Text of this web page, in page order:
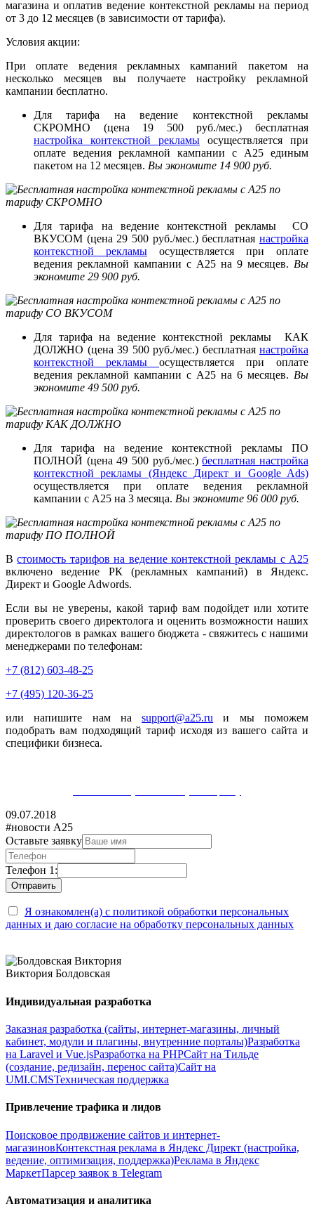
магазина и оплатив ведение контекстной рекламы на период
от 3 до 12 месяцев (в зависимости от тарифа).
Условия акции:
При оплате ведения рекламных кампаний пакетом на
несколько месяцев вы получаете настройку рекламной
кампании бесплатно.
Для тарифа на ведение контекстной рекламы
СКРОМНО (цена 19 500 руб./мес.) бесплатная
настройка контекстной рекламы осуществляется при
оплате ведения рекламной кампании с А25 единым
пакетом на 12 месяцев. Вы экономите 14 900 руб.
Для тарифа на ведение контекстной рекламы СО
ВКУСОМ (цена 29 500 руб./мес.) бесплатная настройка
контекстной рекламы осуществляется при оплате
ведения рекламной кампании с А25 на 9 месяцев. Вы
экономите 29 900 руб.
Для тарифа на ведение контекстной рекламы КАК
ДОЛЖНО (цена 39 500 руб./мес.) бесплатная настройка
контекстной рекламы осуществляется при оплате
ведения рекламной кампании с А25 на 6 месяцев. Вы
экономите 49 500 руб.
Для тарифа на ведение контекстной рекламы ПО
ПОЛНОЙ (цена 49 500 руб./мес.)бесплатная настройка
контекстной рекламы (Яндекс Директ и Google Ads)
осуществляется при оплате ведения рекламной
кампании с А25 на 3 месяца. Вы экономите 96 000 руб.
Встоимость тарифов на ведение контекстной рекламы с А25
включено ведение РК (рекламных кампаний) в Яндекс.
Директ и Google Adwords.
Если вы не уверены, какой тариф вам подойдет или хотите
проверить своего директолога и оценить возможности наших
директологов в рамках вашего бюджета - свяжитесь с нашими
менеджерами по телефонам:
+7 (812) 603-48-25
+7 (495) 120-36-25
или напишите нам наsupport@a25.ru и мы поможем
подобрать вам подходящий тариф исходя из вашего сайта и
специфики бизнеса.
09.07.2018
#новости А25
Оставьте заявку
Телефон 1:
Я ознакомлен(а) с политикой обработки персональных
данных и даю согласие на обработку персональных данных
Виктория Болдовская
Индивидуальная разработка
Заказная разработка (сайты, интернет-магазины, личный
кабинет, модули и плагины, внутренние порталы)Разработка
на Laravel и Vue.jsРазработка на PHPСайт на Тильде
(создание, редизайн, перенос сайта)Сайт на
UMI.CMSТехническая поддержка
Привлечение трафика и лидов
Поисковое продвижение сайтов и интернет-
магазиновКонтекстная реклама в Яндекс Директ (настройка,
ведение, оптимизация, поддержка)Реклама в Яндекс
МаркетПарсер заявок в Telegram
Автоматизация и аналитика